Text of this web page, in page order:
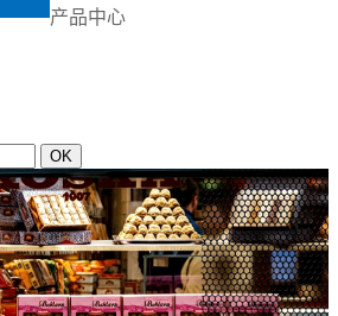
产品中心